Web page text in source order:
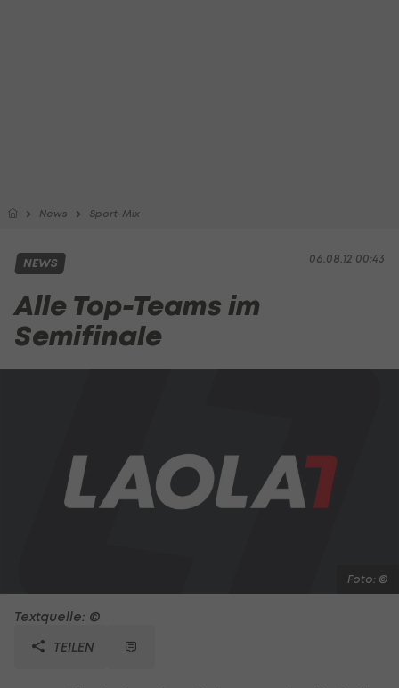
News Sport-Mix
06.08.12 00:43
NEWS
Alle Top-Teams im
Semifinale
Foto: ©
Textquelle: ©
TEILEN